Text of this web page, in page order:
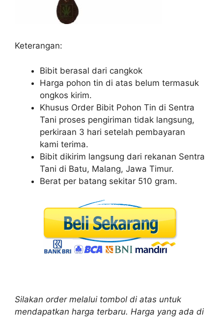
Keterangan:
Bibit berasal dari cangkok
Harga pohon tin di atas belum termasuk
ongkos kirim.
Khusus Order Bibit Pohon Tin di Sentra
Tani proses pengiriman tidak langsung,
perkiraan 3 hari setelah pembayaran
kami terima.
Bibit dikirim langsung dari rekanan Sentra
Tani di Batu, Malang, Jawa Timur.
Berat per batang sekitar 510 gram.
Silakan order melalui tombol di atas untuk
mendapatkan harga terbaru. Harga yang ada di